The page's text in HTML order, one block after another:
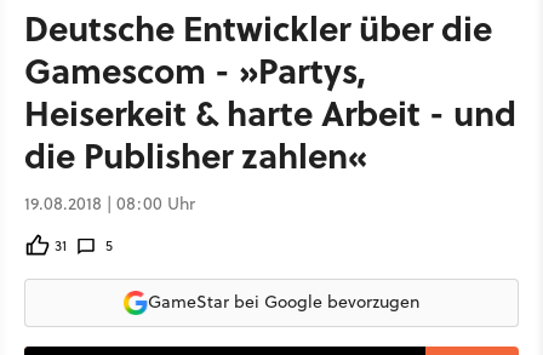
Deutsche Entwickler über die
Gamescom - »Partys,
Heiserkeit & harte Arbeit - und
die Publisher zahlen«
19.08.2018 | 08:00 Uhr
31 5
GameStar bei Google bevorzugen